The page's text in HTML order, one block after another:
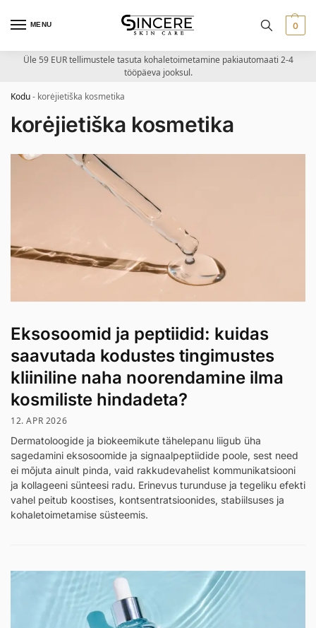
MENU 0
Üle 59 EUR tellimustele tasuta kohaletoimetamine pakiautomaati 2-4
tööpäeva jooksul.
Kodu- korėjietiška kosmetika
korėjietiška kosmetika
Eksosoomid ja peptiidid: kuidas
saavutada kodustes tingimustes
kliiniline naha noorendamine ilma
kosmiliste hindadeta?
12. APR 2026
Dermatoloogide ja biokeemikute tähelepanu liigub üha
sagedamini eksosoomide ja signaalpeptiidide poole, sest need
ei mõjuta ainult pinda, vaid rakkudevahelist kommunikatsiooni
ja kollageeni sünteesi radu. Erinevus turunduse ja tegeliku efekti
vahel peitub koostises, kontsentratsioonides, stabiilsuses ja
kohaletoimetamise süsteemis.